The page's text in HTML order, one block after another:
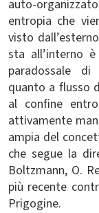
auto-
entropia che
visto
sta all’interno
paradossale
quanto a flusso
al confine
attivamente
ampia del
che segue la
Boltzmann, O.
più recente
Prigogine.